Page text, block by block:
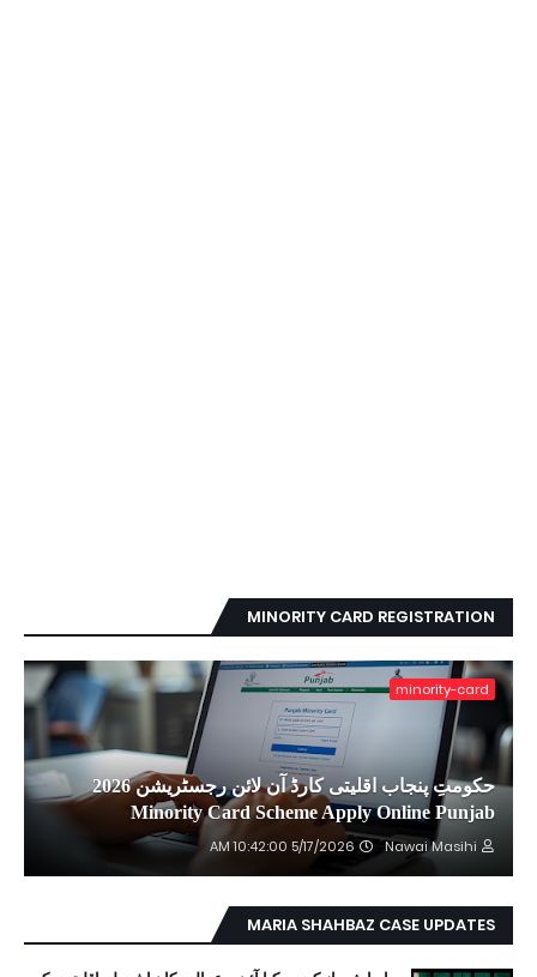
MINORITY CARD REGISTRATION
minority-card
حکومتِ پنجاب اقلیتی کارڈ آن لائن رجسٹریشن 2026
Minority Card Scheme Apply Online Punjab
Nawai Masihi
5/17/2026 10:42:00 AM
MARIA SHAHBAZ CASE UPDATES